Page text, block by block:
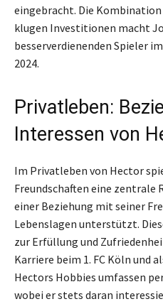
eingebracht. Die
klugen Investitionen macht
besserverdienenden Spieler
2024.
Privatleben:
Interessen von
Im Privatleben von Hector
Freundschaften eine zentrale
einer Beziehung mit seiner
Lebenslagen unterstützt.
zur Erfüllung und
Karriere beim 1. FC Köln und
Hectors Hobbies umfassen
wobei er stets daran